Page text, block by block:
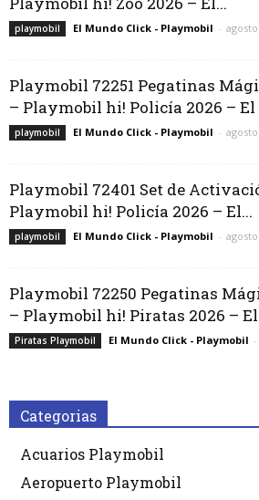
playmobil El Mundo Click - Playmobil -
Playmobil 72251 Pegatinas
– Playmobil hi! Policía 2026 – El
playmobil El Mundo Click - Playmobil -
Playmobil 72401 Set de
Playmobil hi! Policía 2026 – El...
playmobil El Mundo Click - Playmobil -
Playmobil 72250 Pegatinas
– Playmobil hi! Piratas 2026 –
Piratas Playmobil El Mundo Click - Playmobil -
Categorias
Acuarios Playmobil
Aeropuerto Playmobil